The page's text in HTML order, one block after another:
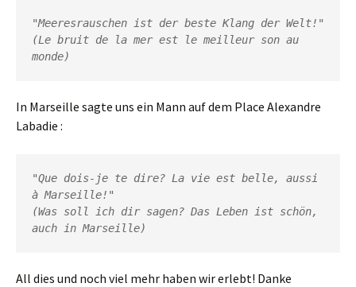
"
(Le bruit de la mer est le meilleur son au
monde)
In Marseille sagte uns ein Mann auf dem Place Alexandre
Labadie :
"Que dois-je te dire? La vie est belle, aussi
(Was soll ich dir sagen? Das Leben ist schön,
auch in Marseille)
All dies und noch viel mehr haben wir erlebt! Danke